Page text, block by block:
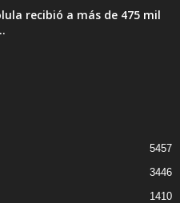
recibió a más de 475 mil
5457
3446
1410